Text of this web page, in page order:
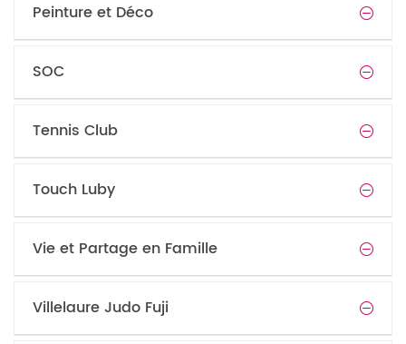
Peinture et Déco
SOC
Tennis Club
Touch Luby
Vie et Partage en Famille
Villelaure Judo Fuji